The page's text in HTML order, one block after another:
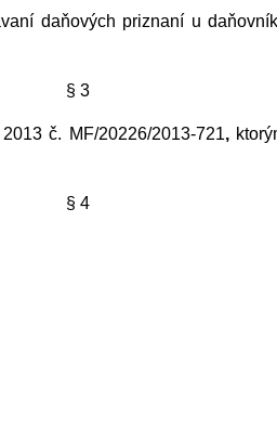
daňových priznaní u
§ 3
č. MF/20226/2013-721,
§ 4